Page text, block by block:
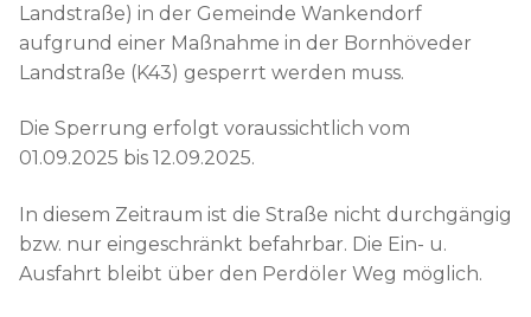
Landstraße) in der Gemeinde Wankendorf
aufgrund einer Maßnahme in der Bornhöveder
Landstraße (K43) gesperrt werden muss.
Die Sperrung erfolgt voraussichtlich vom
01.09.2025 bis 12.09.2025.
In diesem Zeitraum ist die Straße nicht durchgängig
bzw. nur eingeschränkt befahrbar. Die Ein- u.
Ausfahrt bleibt über den Perdöler Weg möglich.